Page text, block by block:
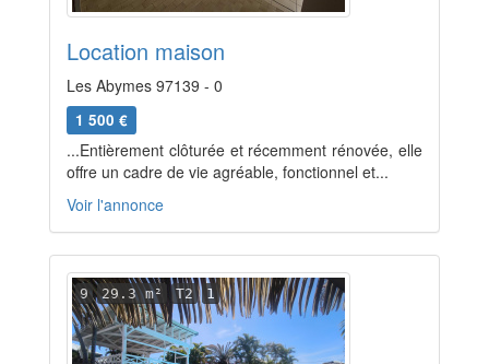
Location maison
Les Abymes 97139 - 0
1 500 €
...Entièrement clôturée et récemment rénovée, elle
offre un cadre de vie agréable, fonctionnel et...
Voir l'annonce
9 29.3 m² T2 1